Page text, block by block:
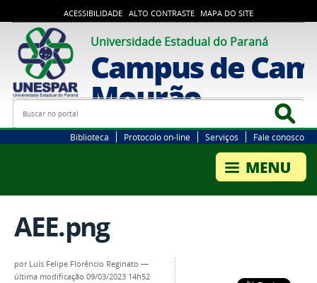
ACESSIBILIDADE ALTO CONTRASTE MAPA DO SITE
Universidade Estadual do Paraná
Campus de
Mourão
Busca
Biblioteca Protocolo on-line Serviços Fale conosco
AEE.png
por Luís Felipe Florêncio Reginato —
última modificação 09/03/2023 14h52